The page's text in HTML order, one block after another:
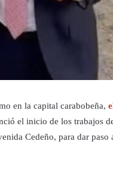
en la capital carabobeña,
el inicio de los trabajos
Cedeño, para dar